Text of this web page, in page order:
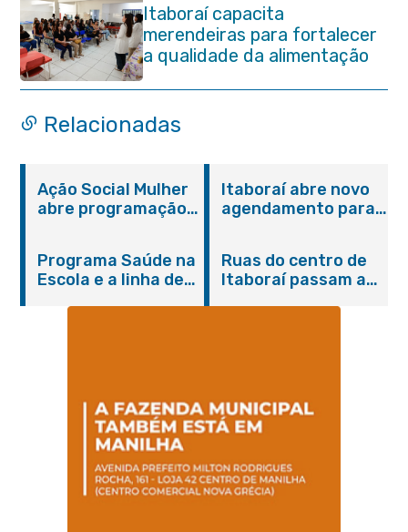
Itaboraí capacita
merendeiras para fortalecer
a qualidade da alimentação
escolar na rede municipal
Relacionadas
Ação Social Mulher
abre programação
serviços gratuitos e
orientações
Itaboraí abre novo
agendamento para
Programa Saúde na
Escola e a linha de
Magalhães Seabra
Ruas do centro de
Itaboraí passam a